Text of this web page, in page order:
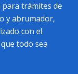
trámites de
y abrumador,
con el
todo sea